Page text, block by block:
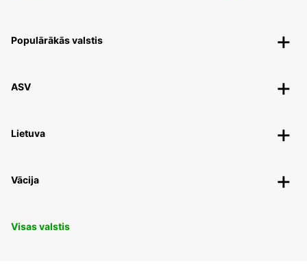
Populārākās valstis
ASV
Lietuva
Vācija
Visas valstis